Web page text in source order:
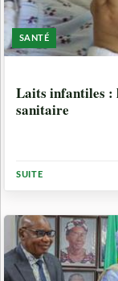
SANTÉ
Laits infantiles :
sanitaire
SUITE